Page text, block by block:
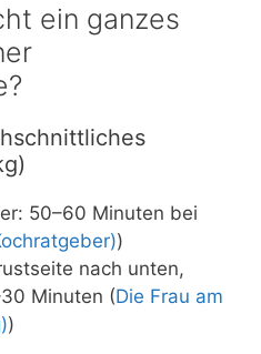
ein ganzes
50–60 Minuten bei
)
nach unten,
Minuten (Die Frau am
)